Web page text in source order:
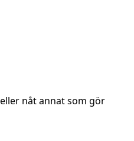
nåt annat som gör